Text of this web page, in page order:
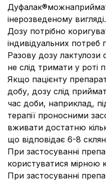
інерозведеному вигляді.
Дозу потрібно
індивідуальних потреб
Разову дозу лактулози
не слід тримати у роті
Якщо пацієнту
добу, дозу слід
час доби, наприклад,
терапії проносними
вживати достатню
що відповідає 6-8
При застосуванні
користуватися мірною
При застосуванні